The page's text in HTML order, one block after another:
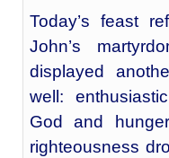
Today’s feast
John’s
displayed
well:
God and
righteousness